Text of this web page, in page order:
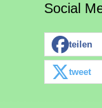
Social
teilen
tweet